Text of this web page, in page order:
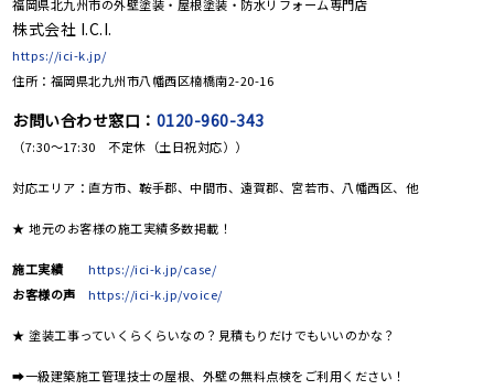
福岡県北九州市の外壁塗装・屋根塗装・防水リフォーム専門店
株式会社 I.C.I.
https://ici-k.jp/
住所：福岡県北九州市八幡西区楠橋南2-20-16
お問い合わせ窓口： 0120-960-343
（7:30～17:30 不定休（土日祝対応））
対応エリア：直方市、鞍手郡、中間市、遠賀郡、宮若市、八幡西区、他
★ 地元のお客様の施工実績多数掲載！
施工実績
https://ici-k.jp/case/
お客様の声
https://ici-k.jp/voice/
★ 塗装工事っていくらくらいなの？見積もりだけでもいいのかな？
➡一級建築施工管理技士の屋根、外壁の無料点検をご利用ください！